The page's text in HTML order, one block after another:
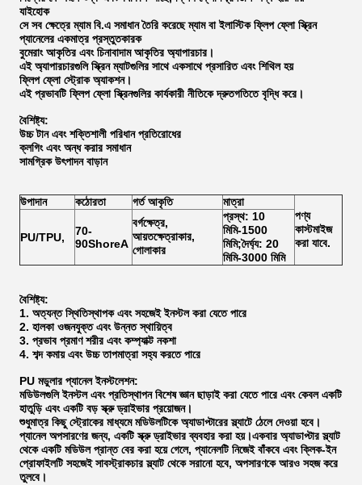
যাইহোক
সে সব ক্ষেত্রে ম্যাম বি.এ সমাধান তৈরি করেছে ম্যাম বা ইলাস্টিক ফ্লিপ ফ্লো স্ক্রিন
প্যানেলের একমাত্র প্রস্তুতকারক
বুমেরাং আকৃতির এবং চিনাবাদাম আকৃতির অ্যাপারচার।
এই অ্যাপারচারগুলি স্ক্রিন ম্যাটগুলির সাথে একসাথে প্রসারিত এবং শিথিল হয়
ফ্লিপ ফ্লো স্ট্রোক অ্যাকশন।
এই প্রভাবটি ফ্লিপ ফ্লো স্ক্রিনগুলির কার্যকারী নীতিকে দ্রুতগতিতে বৃদ্ধি করে।
বৈশিষ্ট্য:
উচ্চ টান এবং শক্তিশালী পরিধান প্রতিরোধের
ক্লগিং এবং অন্ধ করার সমাধান
সামগ্রিক উৎপাদন বাড়ান
উপাদান কঠোরতা গর্ত আকৃতি
মাত্রা
পণ্য
কাস্টমাইজ
করা যাবে.
PU/TPU,
70-
90ShoreA
বর্গক্ষেত্র,
আয়তক্ষেত্রাকার,
গোলাকার
প্রস্থ: 10
মিমি-1500
মিমি;দৈর্ঘ্য: 20
মিমি-3000 মিমি
বৈশিষ্ট্য:
1. অত্যন্ত স্থিতিস্থাপক এবং সহজেই ইনস্টল করা যেতে পারে
2. হালকা ওজনযুক্ত এবং উন্নত স্থায়িত্ব
3. প্রভাব প্রমাণ শরীর এবং কম্প্যাক্ট নকশা
4. শব্দ কমায় এবং উচ্চ তাপমাত্রা সহ্য করতে পারে
PU মডুলার প্যানেল ইনস্টলেশন:
মডিউলগুলি ইনস্টল এবং প্রতিস্থাপন বিশেষ জ্ঞান ছাড়াই করা যেতে পারে এবং কেবল একটি
হাতুড়ি এবং একটি বড় স্ক্রু ড্রাইভার প্রয়োজন।
শুধুমাত্র কিছু স্ট্রোকের মাধ্যমে মডিউলটিকে অ্যাডাপ্টারের স্ল্যাটে ঠেলে দেওয়া হবে।
প্যানেল অপসারণের জন্য, একটি স্ক্রু ড্রাইভার ব্যবহার করা হয়।একবার অ্যাডাপ্টার স্ল্যাট
থেকে একটি মডিউল প্রান্ত বের করা হয়ে গেলে, প্যানেলটি নিজেই বাঁকবে এবং ক্লিক-ইন
প্রোফাইলটি সহজেই সাবস্ট্রাকচার স্ল্যাট থেকে সরানো হবে, অপসারণকে আরও সহজ করে
তুলবে।